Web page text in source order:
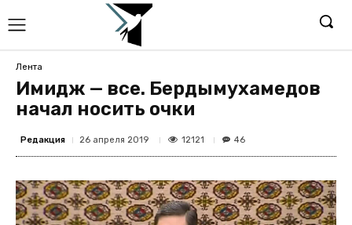
Лента
Имидж — все. Бердымухамедов
начал носить очки
Редакция 26 апреля 2019 12121 46